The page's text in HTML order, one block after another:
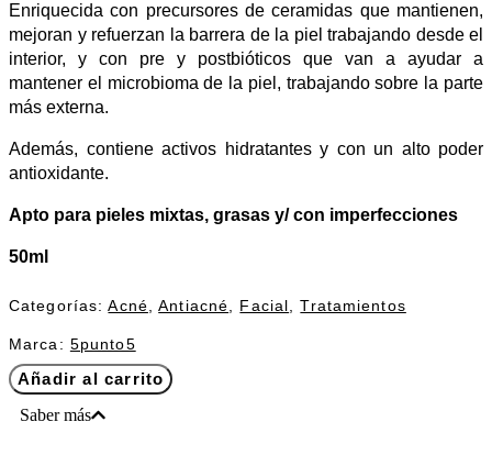
Enriquecida con precursores de ceramidas que mantienen,
mejoran y refuerzan la barrera de la piel trabajando desde el
interior, y con pre y postbióticos que van a ayudar a
mantener el microbioma de la piel, trabajando sobre la parte
más externa.
Además, contiene activos hidratantes y con un alto poder
antioxidante.
Apto para pieles mixtas, grasas y/ con imperfecciones
50ml
Categorías:Acné ,Antiacné Facial ,Tratamientos
Marca: 5punto5
5PUNTO5
BIOTIC
SEBOCONTROL
Añadir al carrito
Saber más